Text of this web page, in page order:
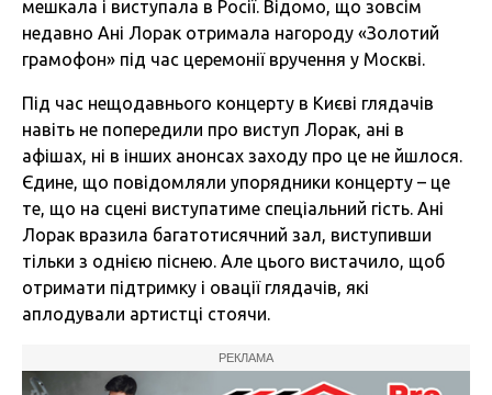
мешкала і виступала в Росії. Відомо, що зовсім
недавно Ані Лорак отримала нагороду «Золотий
грамофон» під час церемонії вручення у Москві.
Під час нещодавнього концерту в Києві глядачів
навіть не попередили про виступ Лорак, ані в
афішах, ні в інших анонсах заходу про це не йшлося.
Єдине, що повідомляли упорядники концерту – це
те, що на сцені виступатиме спеціальний гість. Ані
Лорак вразила багатотисячний зал, виступивши
тільки з однією піснею. Але цього вистачило, щоб
отримати підтримку і овації глядачів, які
аплодували артистці стоячи.
РЕКЛАМА